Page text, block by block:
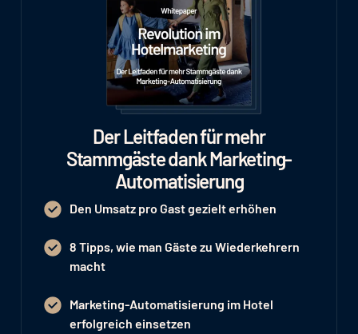
Der Leitfaden für mehr
Stammgäste dank Marketing-
Automatisierung
Den Umsatz pro Gast gezielt erhöhen
8 Tipps, wie man Gäste zu Wiederkehrern
macht
Marketing-Automatisierung im Hotel
erfolgreich einsetzen